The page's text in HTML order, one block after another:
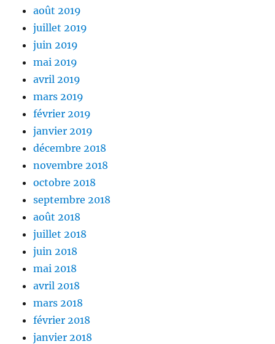
août 2019
juillet 2019
juin 2019
mai 2019
avril 2019
mars 2019
février 2019
janvier 2019
décembre 2018
novembre 2018
octobre 2018
septembre 2018
août 2018
juillet 2018
juin 2018
mai 2018
avril 2018
mars 2018
février 2018
janvier 2018